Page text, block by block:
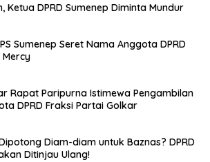
Ketua DPRD Sumenep Diminta Mundur
Sumenep Seret Nama Anggota DPRD
Rapat Paripurna Istimewa Pengambilan
DPRD Fraksi Partai Golkar
Diam-diam untuk Baznas? DPRD
Ditinjau Ulang!